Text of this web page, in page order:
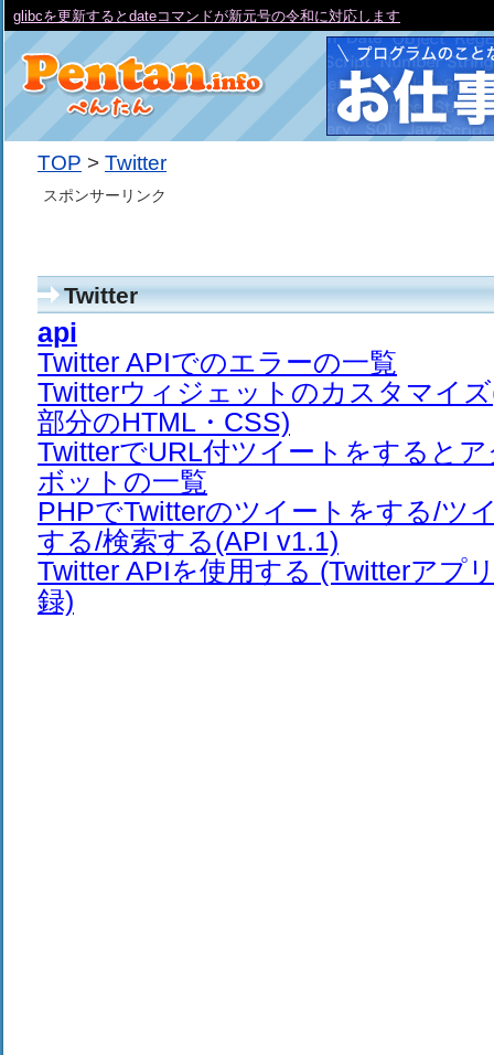
TOP > Twitter
Twitter
api
Twitter APIでのエラーの一覧
Twitterウィジェットのカスタマイ
部分のHTML・CSS)
TwitterでURL付ツイートをすると
ボットの一覧
PHPでTwitterのツイートをする/ツ
する/検索する(API v1.1)
Twitter APIを使用する (Twitterアプ
録)
スポンサーリンク
glibcを更新するとdateコマンドが新元号の令和に対応します